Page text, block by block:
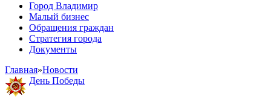
Город Владимир
Малый бизнес
Обращения граждан
Стратегия города
Документы
Главная»Новости
День Победы